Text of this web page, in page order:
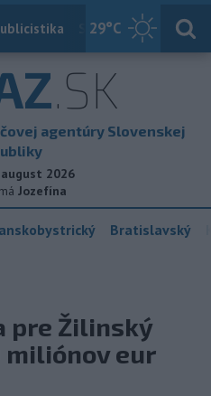
29°C
Slovensko
.SK
agentúry Slovenskej
august 2026
Jozefína
Bratislavský
pre Žilinský
miliónov eur